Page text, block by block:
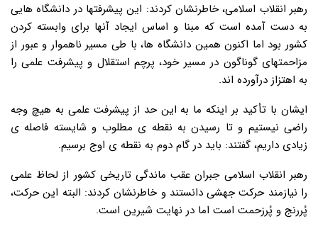
رهبر انقلاب اسلامی، خاطرنشان کردند: این پیشرفتها در دانشگاه هایی
به دست آمده است که مبنا و اساس ایجاد آنها برای وابسته کردن
کشور بود اما اکنون همین دانشگاه ها، با طی مسیر ناهموار و عبور از
مزاحمتهای گوناگون در مسیر خود، پرچم استقلال و پیشرفت علمی را
به اهتزاز درآورده اند.
ایشان با تأکید بر اینکه ما به این حد از پیشرفت علمی به هیچ وجه
راضی نیستیم و تا رسیدن به نقطه ی مطلوب و شایسته فاصله ی
زیادی داریم، گفتند: باید در گام دوم به نقطه ی اوج برسیم.
رهبر انقلاب اسلامی جبران عقب ماندگی تاریخی کشور از لحاظ علمی
را نیازمند حرکت جهشی دانستند و خاطرنشان کردند: البته این حرکت،
پُررنج و پُرزحمت است اما در نهایت شیرین است.